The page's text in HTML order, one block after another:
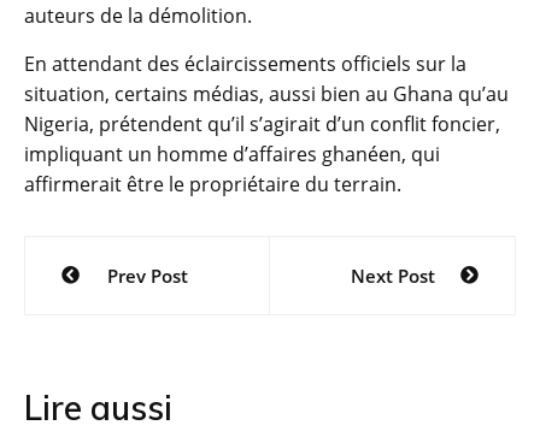
auteurs de la démolition.
En attendant des éclaircissements officiels sur la
situation, certains médias, aussi bien au Ghana qu’au
Nigeria, prétendent qu’il s’agirait d’un conflit foncier,
impliquant un homme d’affaires ghanéen, qui
affirmerait être le propriétaire du terrain.
Navigation
Prev Post Next Post
Lire aussi